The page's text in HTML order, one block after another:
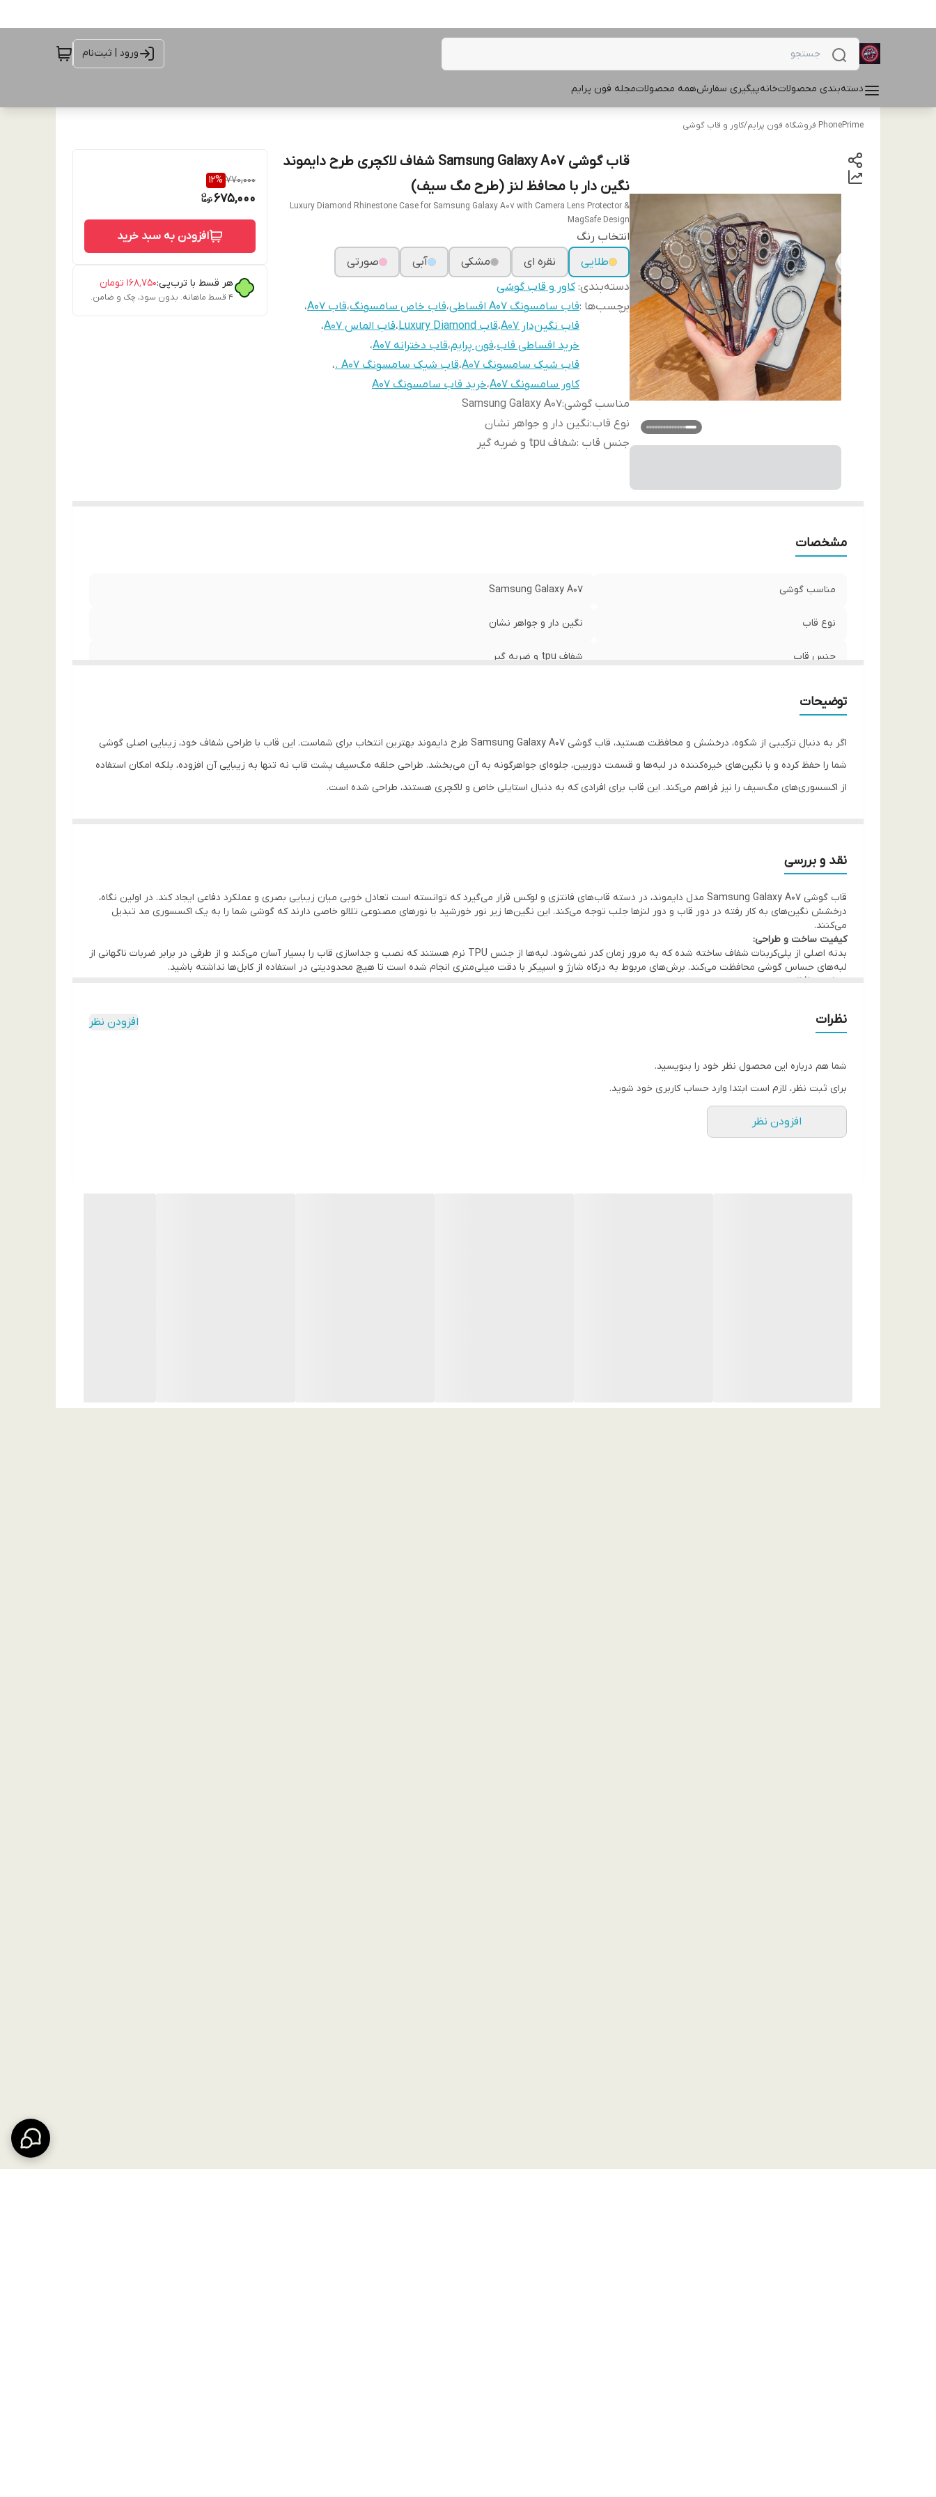
ورود | ثبت‌نام
دسته‌بندی محصولاتخانهپیگیری سفارشهمه محصولاتمجله فون پرایم
PhonePrime فروشگاه فون پرایم /کاور و قاب گوشی
قاب گوشی Samsung Galaxy A07 شفاف لاکچری طرح دایموند
نگین دار با محافظ لنز (طرح مگ سیف)
Luxury Diamond Rhinestone Case for Samsung Galaxy A07 with Camera Lens Protector &
MagSafe Design
انتخاب رنگ
طلایی
نقره ای مشکی آبی
صورتی
دسته‌بندی:کاور و قاب گوشی
برچسب‌ها :قاب سامسونگ A07 اقساطی ،قاب خاص سامسونگ،قاب A07
،
قاب نگین‌دار A07
،قاب Luxury Diamond ،قاب الماس A07
،
خرید اقساطی قاب،فون پرایم،قاب دخترانه A07
،
قاب شیک سامسونگ A07
،قاب شیک سامسونگ A07 .
،
کاور سامسونگ A07
،خرید قاب سامسونگ A07
مناسب گوشی:
Samsung Galaxy A07
نوع قاب:نگین دار و جواهر نشان
جنس قاب :شفاف tpu و ضربه گیر
770,000
12%
675,000
افزودن به سبد خرید
هر قسط با ترب‌پی:۱۶۸٬۷۵۰ تومان
۴ قسط ماهانه. بدون سود، چک و ضامن.
مشخصات
مناسب گوشی Samsung Galaxy A07
نوع قاب نگین دار و جواهر نشان
جنس قاب شفاف tpu و ضربه گیر
توضیحات
اگر به دنبال ترکیبی از شکوه، درخشش و محافظت هستید، قاب گوشی Samsung Galaxy A07 طرح دایموند بهترین انتخاب برای شماست. این قاب با طراحی شفاف خود، زیبایی اصلی گوشی
شما را حفظ کرده و با نگین‌های خیره‌کننده در لبه‌ها و قسمت دوربین، جلوه‌ای جواهرگونه به آن می‌بخشد. طراحی حلقه مگ‌سیف پشت قاب نه تنها به زیبایی آن افزوده، بلکه امکان استفاده
از اکسسوری‌های مگ‌سیف را نیز فراهم می‌کند. این قاب برای افرادی که به دنبال استایلی خاص و لاکچری هستند، طراحی شده است.
شما خللی ایجاد کند.
کیفیت ساخت این محصول به گونه‌ای است که نگین‌ها با دقت بالا پرس شده‌اند و به راحتی جدا نمی‌شوند. بدنه شفاف قاب از مواد اولیه مرغوب ساخته شده که در برابر زرد شدن مقاوم
است. دکمه‌ها به صورت نرم طراحی شده‌اند تا کاربری روزانه بسیار لذت‌بخشی را تجربه کنید. با خرید این قاب، شما صاحب محصولی می‌شوید که علاوه بر زیبایی بی‌نظیر، ارزش خرید بالایی به
دلیل دوام و محافظت کامل دارد.
نقد و بررسی
قاب گوشی Samsung Galaxy A07 مدل دایموند، در دسته قاب‌های فانتزی و لوکس قرار می‌گیرد که توانسته است تعادل خوبی میان زیبایی بصری و عملکرد دفاعی ایجاد کند. در اولین نگاه،
درخشش نگین‌های به کار رفته در دور قاب و دور لنزها جلب توجه می‌کند. این نگین‌ها زیر نور خورشید یا نورهای مصنوعی تلالو خاصی دارند که گوشی شما را به یک اکسسوری مد تبدیل
می‌کنند.
کیفیت ساخت و طراحی:
بدنه اصلی از پلی‌کربنات شفاف ساخته شده که به مرور زمان کدر نمی‌شود. لبه‌ها از جنس TPU نرم هستند که نصب و جداسازی قاب را بسیار آسان می‌کند و از طرفی در برابر ضربات ناگهانی از
لبه‌های حساس گوشی محافظت می‌کند. برش‌های مربوط به درگاه شارژ و اسپیکر با دقت میلی‌متری انجام شده است تا هیچ محدودیتی در استفاده از کابل‌ها نداشته باشید.
میزان محافظت:
تجربه استفاده و ارزش خرید:
در دست گرفتن این قاب حس خوشایندی دارد؛ ضخامت آن به گونه‌ای نیست که گوشی را بیش از حد بزرگ نشان دهد. اگرچه نگین‌ها در لبه‌ها قرار دارند، اما باعث آزار دست نمی‌شوند. با
علاقه دارند. این محصول در فروشگاه فون پرایم با ضمانت سلامت فیزیکی ارائه می‌شود.
نظرات افزودن نظر
شما هم درباره این محصول نظر خود را بنویسید.
برای ثبت نظر، لازم است ابتدا وارد حساب کاربری خود شوید.
افزودن نظر